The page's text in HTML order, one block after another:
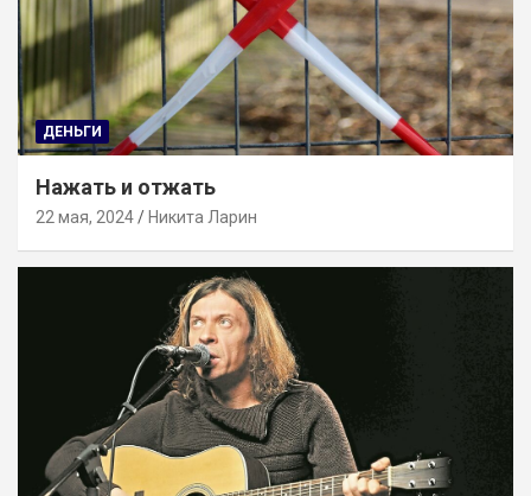
ДЕНЬГИ
Нажать и отжать
22 мая, 2024 Никита Ларин